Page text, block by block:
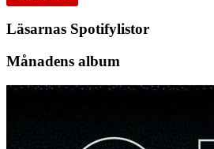
Läsarnas Spotifylistor
Månadens album